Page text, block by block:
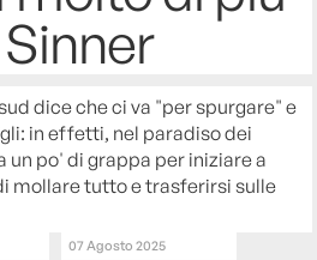
dice che ci va "per spurgare" e
in effetti, nel paradiso dei
un po' di grappa per iniziare a
mollare tutto e trasferirsi sulle
07 Agosto 2025